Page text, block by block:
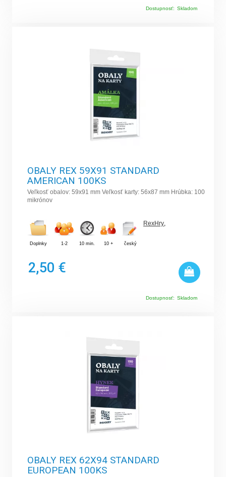
Dostupnosť: Skladom
OBALY REX 59X91 STANDARD
AMERICAN 100KS
Veľkosť obalov: 59x91 mm Veľkosť karty: 56x87 mm Hrúbka: 100
mikrónov
Doplnky 1-2 10 min. 10 + český
RexHry
2,50 €
Dostupnosť: Skladom
OBALY REX 62X94 STANDARD
EUROPEAN 100KS